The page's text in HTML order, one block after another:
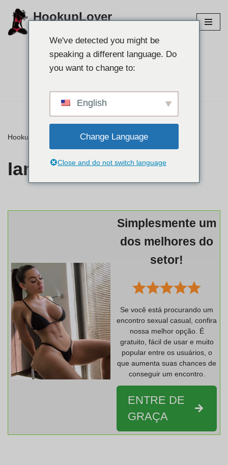
Ir
HookupLover
Encontre seu parceiro
HookupLover ⭐ Avaliações»Iamnaughty
Iamnaughty
Simplesmente um
dos melhores do
setor!
Se você está procurando um
encontro sexual casual, confira
nossa melhor opção. É
gratuito, fácil de usar e muito
popular entre os usuários, o
que aumenta suas chances de
conseguir um encontro.
ENTRE DE
GRAÇA
We've detected you might be
speaking a different language. Do
you want to change to:
English
Change Language
Close and do not switch language